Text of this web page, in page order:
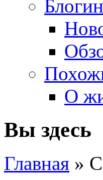
О
Вы здесь
Главная »